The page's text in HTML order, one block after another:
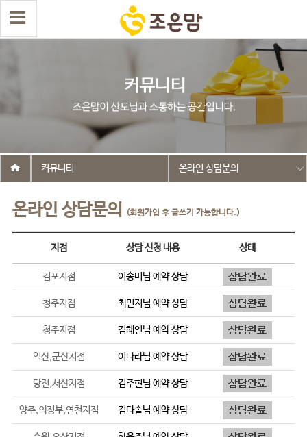
온라인 상담문의 (회원가입 후 글쓰기 가능합니다.)
커뮤니티 온라인 상담문의
지점 상담 신청 내용 상태
김포지점 이송미 님 예약 상담
청주지점 최민지 님 예약 상담
청주지점 김혜인님 예약 상담
익산,군산지점 이나라님 예약 상담
당진,서산지점 김주현님 예약 상담
양주,의정부,연천지점 김다솔님 예약 상담